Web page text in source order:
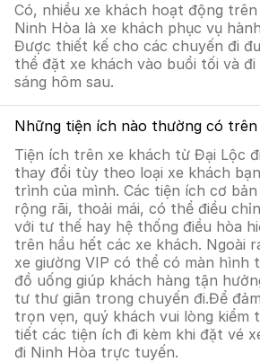
Có, nhiều xe khách hoạt động
Ninh Hòa là xe khách phục vụ
Được thiết kế cho các chuyến đi
thể đặt xe khách vào buổi tối và đi
sáng hôm sau.
Những tiện ích nào thường có trên
Tiện ích trên xe khách từ Đại Lộc
thay đổi tùy theo loại xe khách
trình của mình. Các tiện ích cơ
rộng rãi, thoải mái, có thể điều
với tư thế hay hệ thống điều hòa
trên hầu hết các xe khách. Ngoài
xe giường VIP có thể có màn hình
đồ uống giúp khách hàng tận
tư thư giãn trong chuyến đi.Để
trọn vẹn, quý khách vui lòng kiểm
tiết các tiện ích đi kèm khi đặt vé
đi Ninh Hòa trực tuyến.